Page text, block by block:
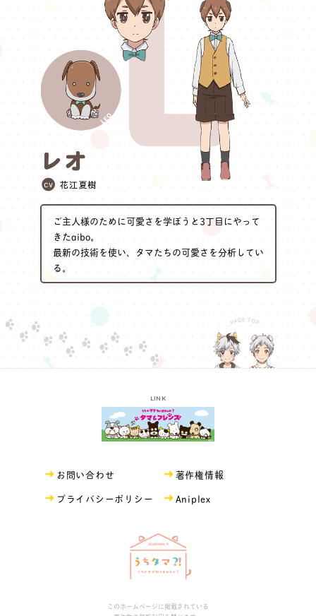
ご主人様のために可愛さを学ぼうと3丁目にやって
きたaibo。
最新の技術を使い、タマたちの可愛さを分析してい
る。
LINK
お問い合わせ
著作権情報
プライバシーポリシー
Aniplex
このホームページに掲載されている